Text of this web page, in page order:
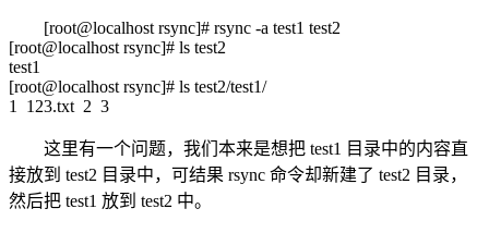
[root@localhost rsync]# rsync -a test1 test2
[root@localhost rsync]# ls test2
test1
[root@localhost rsync]# ls test2/test1/
1 123.txt 2 3
这里有一个问题，我们本来是想把 test1 目录中的内容直
接放到 test2 目录中，可结果 rsync 命令却新建了 test2 目录，
然后把 test1 放到 test2 中。